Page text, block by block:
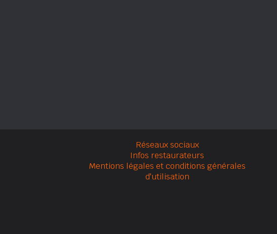
Réseaux sociaux
Infos restaurateurs
Mentions légales et conditions générales
d'utilisation